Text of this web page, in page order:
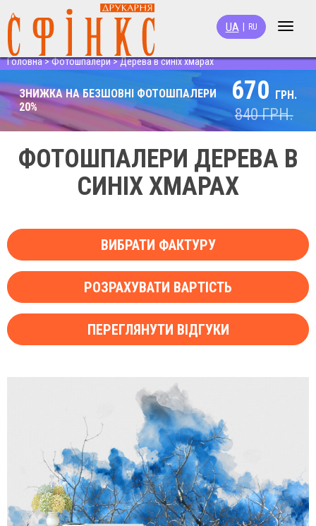
Toggle
UA RU
Головна>Фотошпалери>Дерева в синіх хмарах
ЗНИЖКА НА БЕЗШОВНІ ФОТОШПАЛЕРИ
20%
670 ГРН.
840ГРН.
ФОТОШПАЛЕРИ ДЕРЕВА В
СИНІХ ХМАРАХ
ВИБРАТИ ФАКТУРУ
РОЗРАХУВАТИ ВАРТІСТЬ
ПЕРЕГЛЯНУТИ ВІДГУКИ